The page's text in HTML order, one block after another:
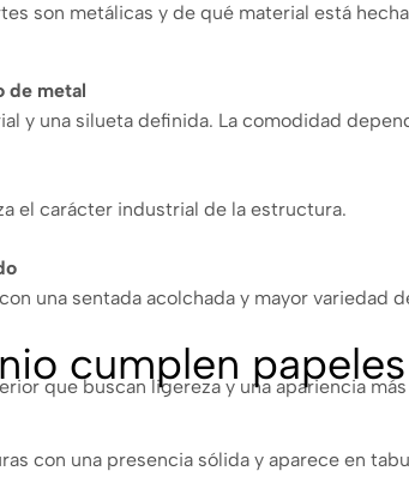
son metálicas y de qué material está
de metal
y una silueta definida. La comodidad
el carácter industrial de la estructura.
una sentada acolchada y mayor variedad
que buscan ligereza y una apariencia
cumplen
con una presencia sólida y aparece en